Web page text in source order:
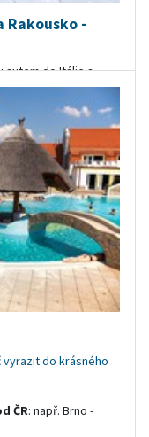
Rakousko -
autem do Itálie a
dovolenou i
vyrazit do krásného
ČR: např. Brno -